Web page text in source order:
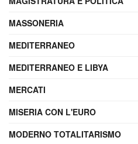
MASSONERIA
MEDITERRANEO
MEDITERRANEO E LIBYA
MERCATI
MISERIA CON L'EURO
MODERNO TOTALITARISMO